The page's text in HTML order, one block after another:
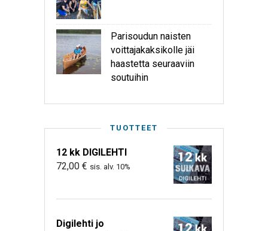
Parisoudun naisten
voittajakaksikolle jäi
haastetta seuraaviin
soutuihin
TUOTTEET
12 kk DIGILEHTI
72,00 € sis. alv. 10%
Digilehti jo